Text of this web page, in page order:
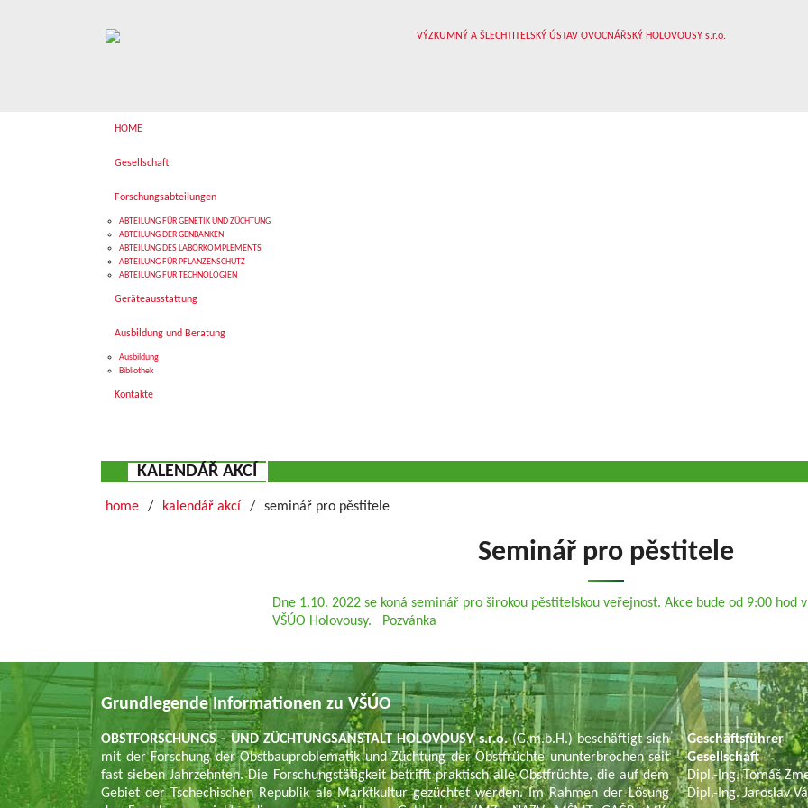
HOME
Gesellschaft
Forschungsabteilungen
ABTEILUNG FÜR GENETIK UND ZÜCHTUNG
ABTEILUNG DER GENBANKEN
ABTEILUNG DES LABORKOMPLEMENTS
ABTEILUNG FÜR PFLANZENSCHUTZ
ABTEILUNG FÜR TECHNOLOGIEN
Geräteausstattung
Ausbildung und Beratung
Ausbildung
Bibliothek
Kontakte
KALENDÁŘ AKCÍ
home kalendář akcí seminář pro pěstitele
Seminář pro pěstitele
Dne 1.10. 2022 se koná seminář pro širokou pěstitelskou veřejnost. Akce bude od 9:00 hod
VŠÚO Holovousy.
Pozvánka
Grundlegende Informationen zu VŠÚO
OBSTFORSCHUNGS - UND ZÜCHTUNGSANSTALT HOLOVOUSY s.r.o.(G.m.b.H.) beschäftigt sich
mit der Forschung der Obstbauproblematik und Züchtung der Obstfrüchte ununterbrochen seit
fast sieben Jahrzehnten. Die Forschungstätigkeit betrifft praktisch alle Obstfrüchte, die auf dem
Gebiet der Tschechischen Republik als Marktkultur gezüchtet werden. Im Rahmen der Lösung
Gesellschaft
Dipl.-Ing. Tomáš
Dipl.-Ing. Jaroslav